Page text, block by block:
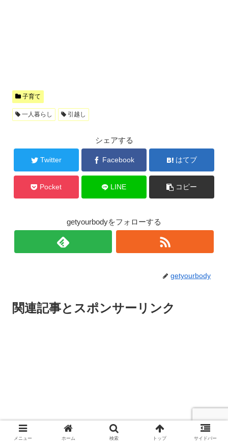
子育て
一人暮らし 引越し
シェアする
Twitter Facebook はてブ
Pocket LINE コピー
getyourbodyをフォローする
getyourbody
関連記事とスポンサーリンク
メニュー ホーム 検索 トップ サイドバー